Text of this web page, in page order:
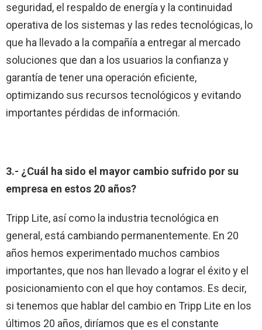
seguridad, el respaldo de energía y la continuidad
operativa de los sistemas y las redes tecnológicas, lo
que ha llevado a la compañía a entregar al mercado
soluciones que dan a los usuarios la confianza y
garantía de tener una operación eficiente,
optimizando sus recursos tecnológicos y evitando
importantes pérdidas de información.
3.- ¿Cuál ha sido el mayor cambio sufrido por su
empresa en estos 20 años?
Tripp Lite, así como la industria tecnológica en
general, está cambiando permanentemente. En 20
años hemos experimentado muchos cambios
importantes, que nos han llevado a lograr el éxito y el
posicionamiento con el que hoy contamos. Es decir,
si tenemos que hablar del cambio en Tripp Lite en los
últimos 20 años, diríamos que es el constante